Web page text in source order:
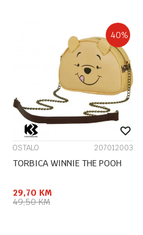
40%
OSTALO 207012003
TORBICA WINNIE THE POOH
29,70 KM
49,50KM